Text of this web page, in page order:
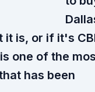
it is, or if it's
one of the
has been